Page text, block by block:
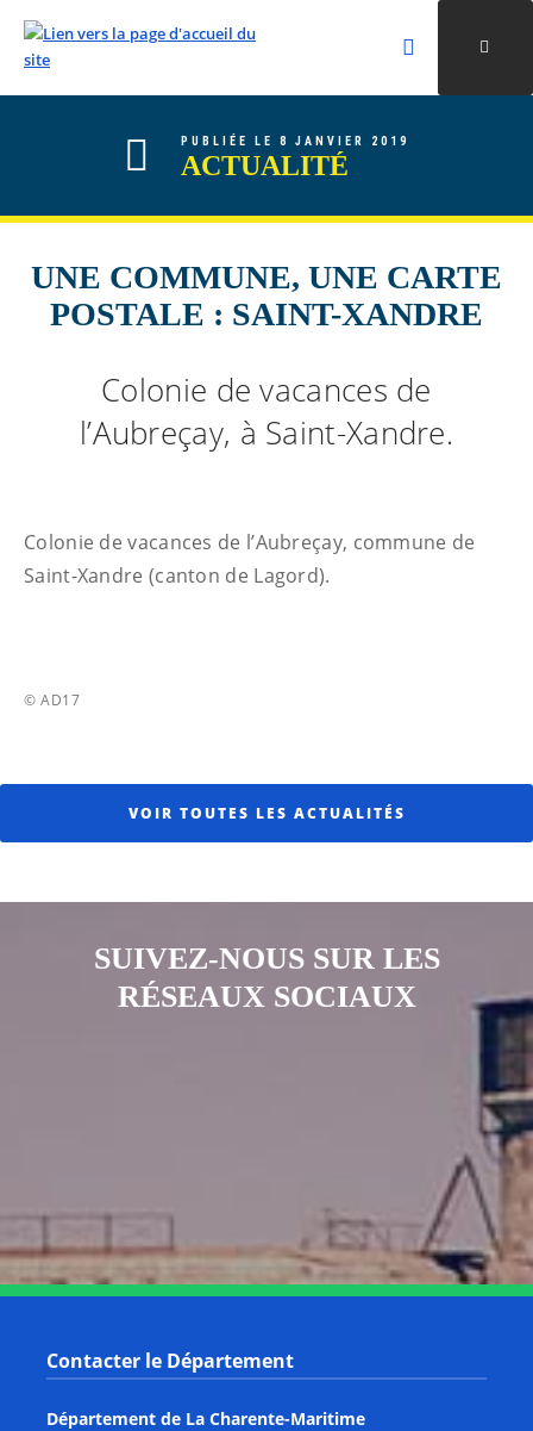
ALLER AU CONTENU
ALLER AU MENU
ALLER À LA RECHERCHE
Rechercher
Valider la
PUBLIÉE LE 8 JANVIER 2019
ACTUALITÉ
UNE COMMUNE, UNE CARTE
POSTALE : SAINT-XANDRE
Colonie de vacances de
l’Aubreçay, à Saint-Xandre.
Colonie de vacances de l’Aubreçay, commune de
Saint-Xandre (canton de Lagord).
© AD17
VOIR TOUTES LES ACTUALITÉS
SUIVEZ-NOUS SUR LES
RÉSEAUX SOCIAUX
Notre page Tiktok
Notre page
Contacter le Département
Département de La Charente-Maritime